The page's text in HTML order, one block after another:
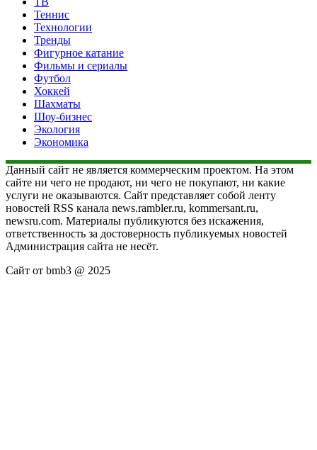
Теннис
Технологии
Тренды
Фигурное катание
Фильмы и сериалы
Футбол
Хоккей
Шахматы
Шоу-бизнес
Экология
Экономика
Данный сайт не является коммерческим проектом. На этом
сайте ни чего не продают, ни чего не покупают, ни какие
услуги не оказываются. Сайт представляет собой ленту
новостей RSS канала news.rambler.ru, kommersant.ru,
newsru.com. Материалы публикуются без искажения,
ответственность за достоверность публикуемых новостей
Администрация сайта не несёт.
Сайт от bmb3 @ 2025